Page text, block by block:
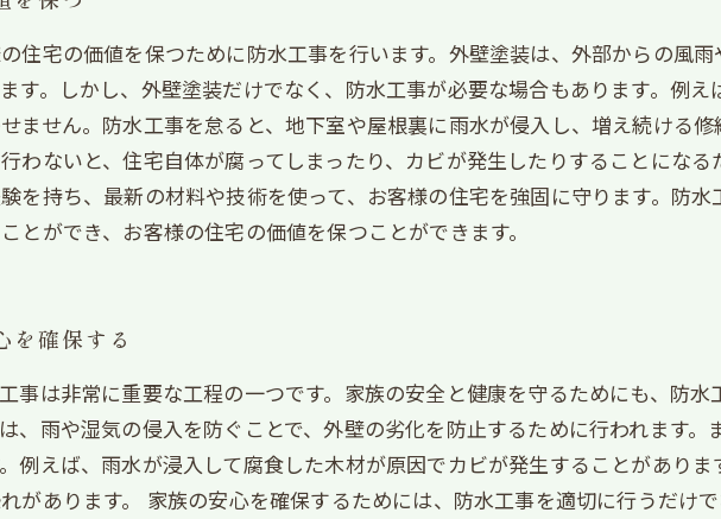
住宅の価値を保つために防水工事を行います。外壁塗装は、外部からの風
す。しかし、外壁塗装だけでなく、防水工事が必要な場合もあります。例
ません。防水工事を怠ると、地下室や屋根裏に雨水が侵入し、増え続ける
わないと、住宅自体が腐ってしまったり、カビが発生したりすることにな
を持ち、最新の材料や技術を使って、お客様の住宅を強固に守ります。防
とができ、お客様の住宅の価値を保つことができます。
を確保する
事は非常に重要な工程の一つです。家族の安全と健康を守るためにも、防
、雨や湿気の侵入を防ぐことで、外壁の劣化を防止するために行われます
例えば、雨水が浸入して腐食した木材が原因でカビが発生することがあり
があります。 家族の安心を確保するためには、防水工事を適切に行うだけ